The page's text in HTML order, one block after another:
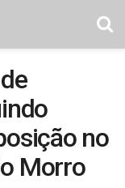
no
Morro